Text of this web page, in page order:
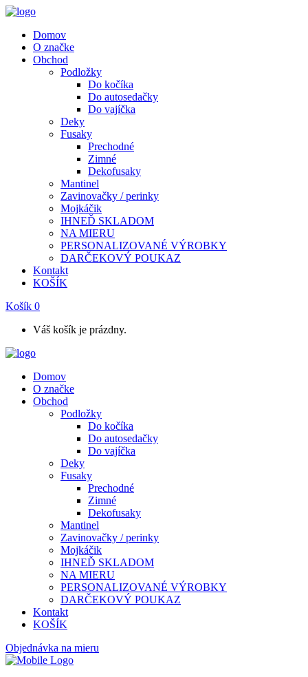
Domov
O značke
Obchod
Podložky
Do kočíka
Do autosedačky
Do vajíčka
Deky
Fusaky
Prechodné
Zimné
Dekofusaky
Mantinel
Zavinovačky / perinky
Mojkáčik
IHNEĎ SKLADOM
NA MIERU
PERSONALIZOVANÉ VÝROBKY
DARČEKOVÝ POUKAZ
Kontakt
KOŠÍK
Košík 0
Váš košík je prázdny.
Domov
O značke
Obchod
Podložky
Do kočíka
Do autosedačky
Do vajíčka
Deky
Fusaky
Prechodné
Zimné
Dekofusaky
Mantinel
Zavinovačky / perinky
Mojkáčik
IHNEĎ SKLADOM
NA MIERU
PERSONALIZOVANÉ VÝROBKY
DARČEKOVÝ POUKAZ
Kontakt
KOŠÍK
Objednávka na mieru